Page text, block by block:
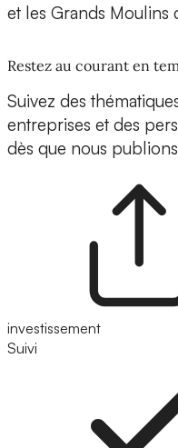
et les Grands Moulins
Restez au courant en
Suivez des
entreprises et des
dès que nous
investissement
Suivi